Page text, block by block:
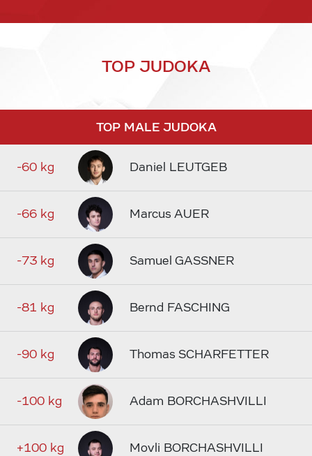
TOP JUDOKA
TOP MALE JUDOKA
-60 kg Daniel LEUTGEB
-66 kg Marcus AUER
-73 kg Samuel GASSNER
-81 kg Bernd FASCHING
-90 kg Thomas SCHARFETTER
-100 kg Adam BORCHASHVILLI
+100 kg Movli BORCHASHVILLI